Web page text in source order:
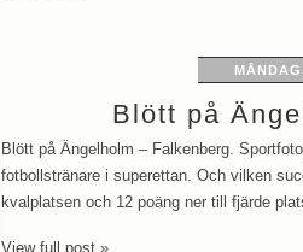
Blött på
Blött på Ängelholm – Falkenberg.
fotbollstränare i superettan. Och vilken
kvalplatsen och 12 poäng ner till fjärde
View full post »